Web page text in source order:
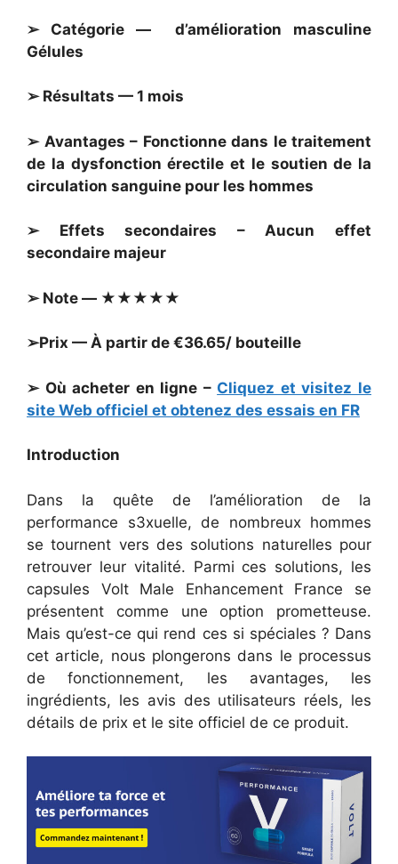
➢ Catégorie — d’amélioration masculine
Gélules
➢ Résultats — 1 mois
➢ Avantages – Fonctionne dans le traitement
de la dysfonction érectile et le soutien de la
circulation sanguine pour les hommes
➢ Effets secondaires – Aucun effet
secondaire majeur
➢ Note — ★★★★★
➢Prix — À partir de €36.65/ bouteille
➢ Où acheter en ligne – Cliquez et visitez le
site Web officiel et obtenez des essais en FR
Introduction
Dans la quête de l’amélioration de la
performance s3xuelle, de nombreux hommes
se tournent vers des solutions naturelles pour
retrouver leur vitalité. Parmi ces solutions, les
capsules Volt Male Enhancement France se
présentent comme une option prometteuse.
Mais qu’est-ce qui rend ces si spéciales ? Dans
cet article, nous plongerons dans le processus
de fonctionnement, les avantages, les
ingrédients, les avis des utilisateurs réels, les
détails de prix et le site officiel de ce produit.